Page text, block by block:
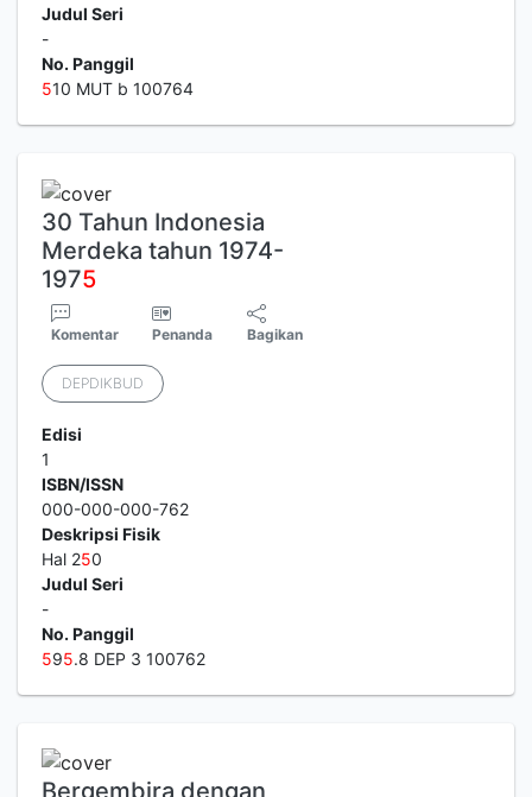
Judul Seri
-
No. Panggil
510 MUT b 100764
30 Tahun Indonesia
Merdeka tahun 1974-
1975
Komentar Penanda Bagikan
DEPDIKBUD
Edisi
1
ISBN/ISSN
000-000-000-762
Deskripsi Fisik
Hal 250
Judul Seri
-
No. Panggil
595.8 DEP 3 100762